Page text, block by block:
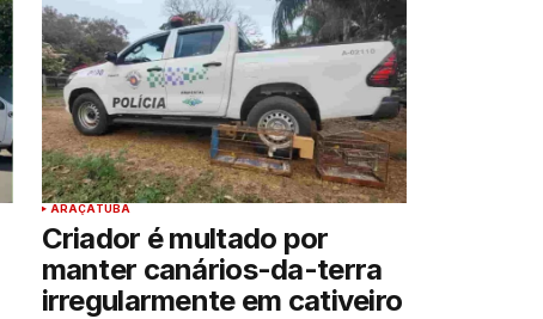
ARAÇATUBA
Criador é multado por
manter canários-da-terra
irregularmente em cativeiro